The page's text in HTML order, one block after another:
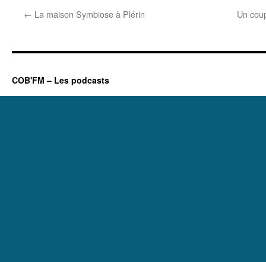
← La maison Symbiose à Plérin Un
COB'FM – Les podcasts